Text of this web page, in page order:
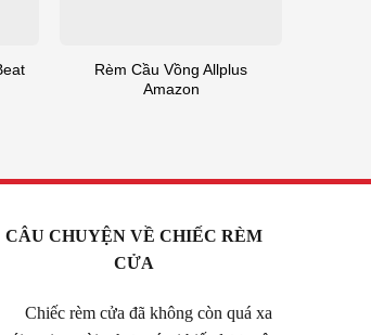
Rèm Cầu Vồng Allplus
Amazon
CÂU CHUYỆN VỀ CHIẾC RÈM
CỬA
rèm cửa đã không còn quá xa